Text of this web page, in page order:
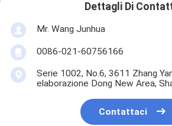
Dettagli Di
Mr. Wang Junhua
0086-021-60756166
Serie 1002, No.6, 3611 Zhang
elaborazione Dong New Area,
Contattaci